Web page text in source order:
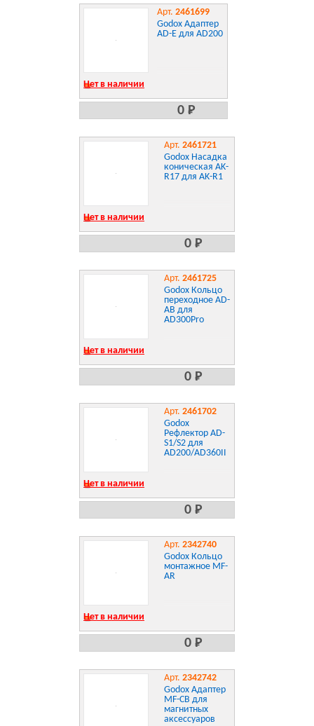
Арт. 2461699
Godox Адаптер
AD-E для AD200
Нет в наличии
0 Р
Арт. 2461721
Godox Насадка
коническая AK-
R17 для AK-R1
Нет в наличии
0 Р
Арт. 2461725
Godox Кольцо
переходное AD-
AB для
AD300Pro
Нет в наличии
0 Р
Арт. 2461702
Godox
Рефлектор AD-
S1/S2 для
AD200/AD360II
Нет в наличии
0 Р
Арт. 2342740
Godox Кольцо
монтажное MF-
AR
Нет в наличии
0 Р
Арт. 2342742
Godox Адаптер
MF-CB для
магнитных
аксессуаров